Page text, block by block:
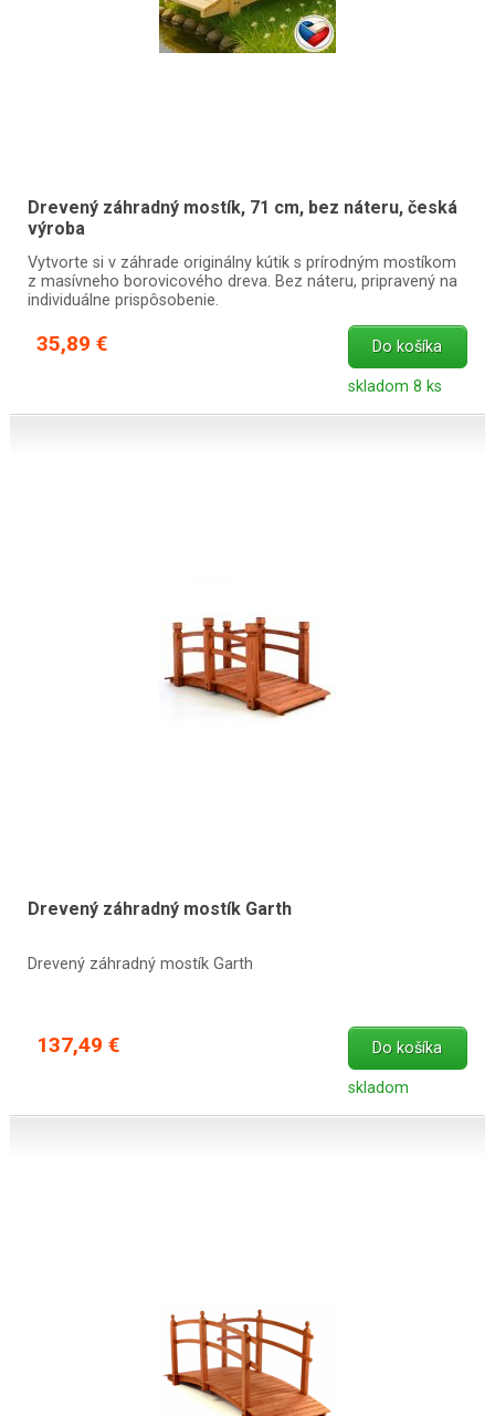
Drevený záhradný mostík, 71 cm, bez náteru, česká
výroba
Vytvorte si v záhrade originálny kútik s prírodným mostíkom
z masívneho borovicového dreva. Bez náteru, pripravený na
individuálne prispôsobenie.
35,89 € Do košíka
skladom 8 ks
Drevený záhradný mostík Garth
Drevený záhradný mostík Garth
137,49 € Do košíka
skladom